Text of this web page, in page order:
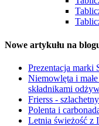
Nowe artykułu na
Prezentacja marki
Niemowlęta i
składnikami
Frierss -
Polenta i
Letnia świeżość z